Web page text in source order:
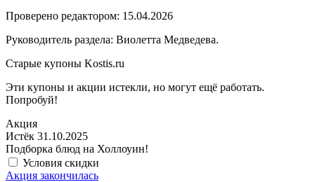
Проверено редактором: 15.04.2026
Руководитель раздела: Виолетта Медведева.
Старые купоны Kostis.ru
Эти купоны и акции истекли, но могут ещё работать.
Попробуй!
Акция
Истёк 31.10.2025
Подборка блюд на Холлоуин!
Условия скидки
Акция закончилась